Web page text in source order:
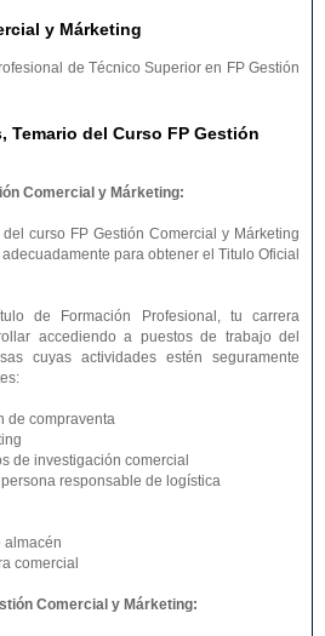
y Márketing
de Técnico Superior en FP Gestión
del Curso FP Gestión
Comercial y Márketing:
curso FP Gestión Comercial y Márketing
para obtener el Titulo Oficial
de Formación Profesional, tu carrera
accediendo a puestos de trabajo del
cuyas actividades estén seguramente
de compraventa
de investigación comercial
responsable de logística
comercial
Comercial y Márketing: